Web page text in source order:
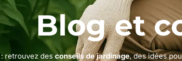
Blog et
: retrouvez des conseils de jardinage, des idées